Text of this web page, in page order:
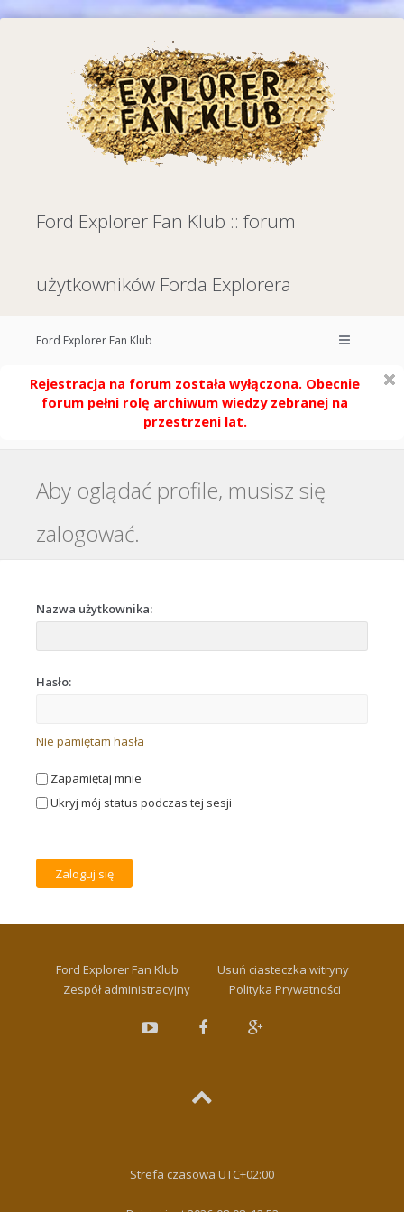
Ford Explorer Fan Klub :: forum
użytkowników Forda Explorera
Ford Explorer Fan Klub
Rejestracja na forum została wyłączona. Obecnie
forum pełni rolę archiwum wiedzy zebranej na
przestrzeni lat.
Aby oglądać profile, musisz się
zalogować.
Nazwa użytkownika:
Hasło:
Nie pamiętam hasła
Zapamiętaj mnie
Ukryj mój status podczas tej sesji
Ford Explorer Fan Klub
Usuń ciasteczka witryny
Zespół administracyjny
Polityka Prywatności
Strefa czasowa UTC+02:00